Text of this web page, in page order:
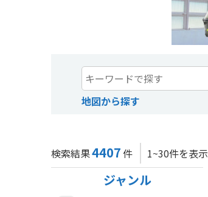
地図から探す
検索結果4407件 1~30件を表示
ジャンル